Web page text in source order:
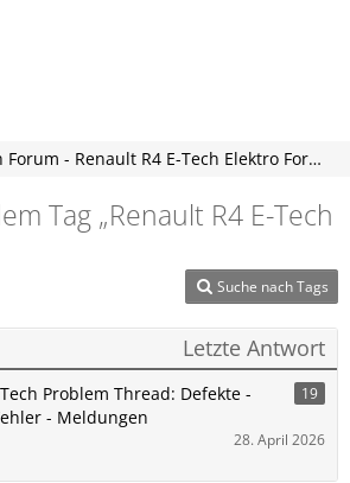
Renault R4 E-Tech Forum - Renault R4 E-Tech Elektro Forum
Tag „Renault R4 E-Tech
Suche nach Tags
Letzte Antwort
Problem Thread: Defekte -
- Meldungen
19
28. April 2026